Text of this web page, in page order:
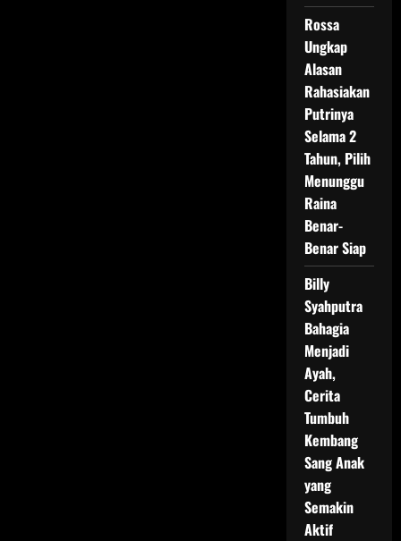
Rossa
Ungkap
Alasan
Rahasiakan
Putrinya
Selama 2
Tahun, Pilih
Menunggu
Raina
Benar-
Benar Siap
Billy
Syahputra
Bahagia
Menjadi
Ayah,
Cerita
Tumbuh
Kembang
Sang Anak
yang
Semakin
Aktif